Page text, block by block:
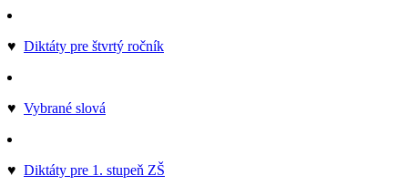
♥ Diktáty pre štvrtý ročník
♥ Vybrané slová
♥ Diktáty pre 1. stupeň ZŠ